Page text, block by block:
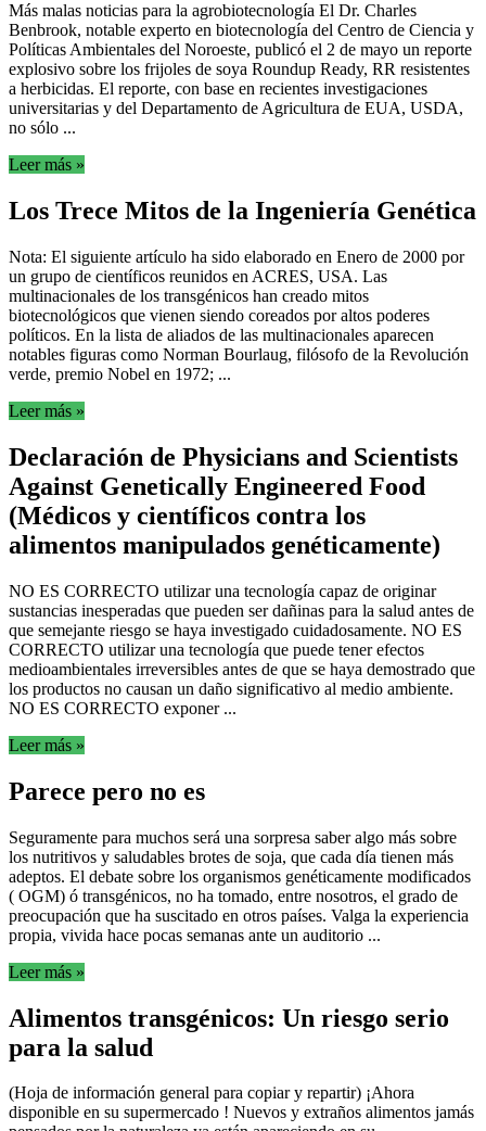
Más malas noticias para la agrobiotecnología El Dr. Charles
Benbrook, notable experto en biotecnología del Centro de Ciencia y
Políticas Ambientales del Noroeste, publicó el 2 de mayo un reporte
explosivo sobre los frijoles de soya Roundup Ready, RR resistentes
a herbicidas. El reporte, con base en recientes investigaciones
universitarias y del Departamento de Agricultura de EUA, USDA,
no sólo ...
Leer más »
Los Trece Mitos de la Ingeniería Genética
Nota: El siguiente artículo ha sido elaborado en Enero de 2000 por
un grupo de científicos reunidos en ACRES, USA. Las
multinacionales de los transgénicos han creado mitos
biotecnológicos que vienen siendo coreados por altos poderes
políticos. En la lista de aliados de las multinacionales aparecen
notables figuras como Norman Bourlaug, filósofo de la Revolución
verde, premio Nobel en 1972; ...
Leer más »
Declaración de Physicians and Scientists
Against Genetically Engineered Food
(Médicos y científicos contra los
alimentos manipulados genéticamente)
NO ES CORRECTO utilizar una tecnología capaz de originar
sustancias inesperadas que pueden ser dañinas para la salud antes de
que semejante riesgo se haya investigado cuidadosamente. NO ES
CORRECTO utilizar una tecnología que puede tener efectos
medioambientales irreversibles antes de que se haya demostrado que
los productos no causan un daño significativo al medio ambiente.
NO ES CORRECTO exponer ...
Leer más »
Parece pero no es
Seguramente para muchos será una sorpresa saber algo más sobre
los nutritivos y saludables brotes de soja, que cada día tienen más
adeptos. El debate sobre los organismos genéticamente modificados
( OGM) ó transgénicos, no ha tomado, entre nosotros, el grado de
preocupación que ha suscitado en otros países. Valga la experiencia
propia, vivida hace pocas semanas ante un auditorio ...
Leer más »
Alimentos transgénicos: Un riesgo serio
para la salud
(Hoja de información general para copiar y repartir) ¡Ahora
disponible en su supermercado ! Nuevos y extraños alimentos jamás